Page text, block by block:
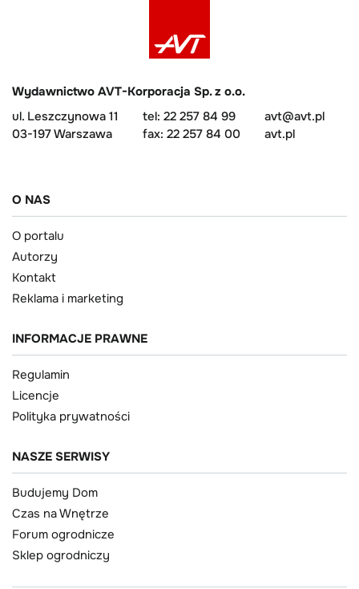
Wydawnictwo AVT-Korporacja Sp. z o.o.
ul. Leszczynowa 11
03-197 Warszawa
tel: 22 257 84 99
fax: 22 257 84 00
avt@avt.pl
avt.pl
O NAS
O portalu
Autorzy
Kontakt
Reklama i marketing
INFORMACJE PRAWNE
Regulamin
Licencje
Polityka prywatności
NASZE SERWISY
Budujemy Dom
Czas na Wnętrze
Forum ogrodnicze
Sklep ogrodniczy